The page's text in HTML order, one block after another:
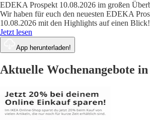
EDEKA Prospekt 10.08.2026 im großen
Wir haben für euch den neuesten EDEKA
10.08.2026 mit den Highlights auf einen Blick!
Jetzt lesen
App herunterladen!
Aktuelle Wochenangebote